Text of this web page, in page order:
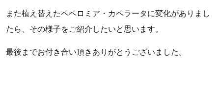
また植え替えたペペロミア・カペラータに変化がありまし
たら、その様子をご紹介したいと思います。
最後までお付き合い頂きありがとうございました。